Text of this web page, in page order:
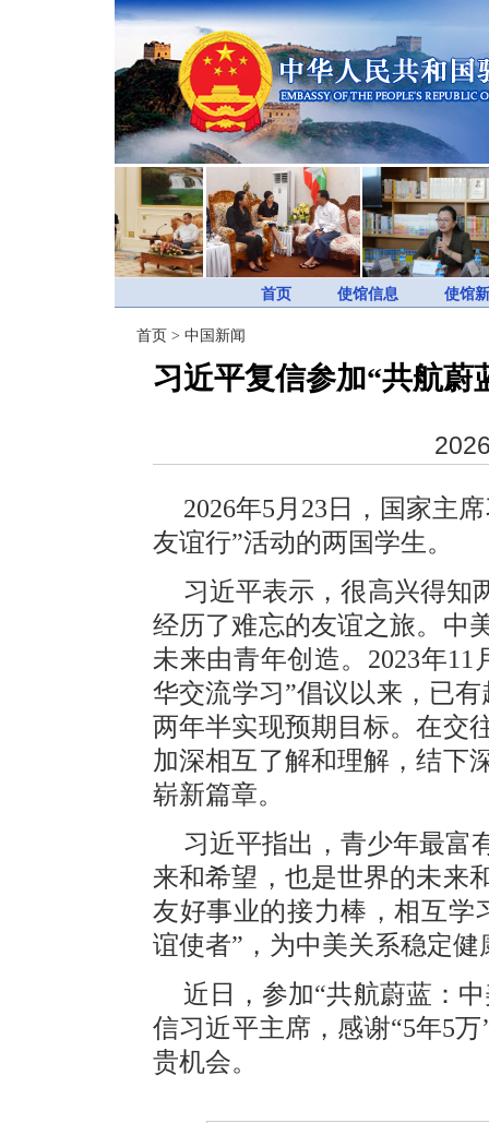
首页 使馆信息 使馆
首页 > 中国新闻
习近平复信参加“共航蔚
2026年5月23日，国家主
友谊行”活动的两国学生。
习近平表示，很高兴得知
经历了难忘的友谊之旅。中
未来由青年创造。2023年
华交流学习”倡议以来，已
两年半实现预期目标。在交
加深相互了解和理解，结下
崭新篇章。
习近平指出，青少年最富
来和希望，也是世界的未来
友好事业的接力棒，相互学
谊使者”，为中美关系稳定
近日，参加“共航蔚蓝：
信习近平主席，感谢“5年5
贵机会。